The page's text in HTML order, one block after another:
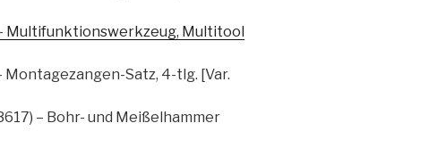
Multifunktionswerkzeug, Multitool
Montagezangen-Satz, 4-tlg. [Var.
– Bohr- und Meißelhammer